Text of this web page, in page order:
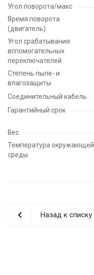
Угол поворота/макс
Время поворота
(двигатель)
Угол срабатывания
вспомогательных
переключателей
Степень пыле- и
влагозащиты
Соединительный кабель
Гарантийный срок
Вес
Температура окружающей
среды
Назад к списку